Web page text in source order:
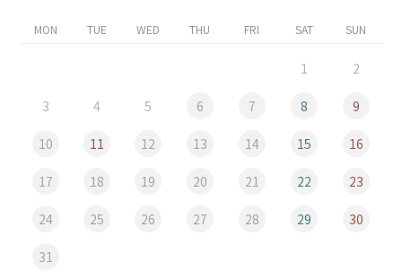
MON TUE WED THU FRI SAT SUN
1 2
3 4 5 6 7 8 9
10 11 12 13 14 15 16
17 18 19 20 21 22 23
24 25 26 27 28 29 30
31